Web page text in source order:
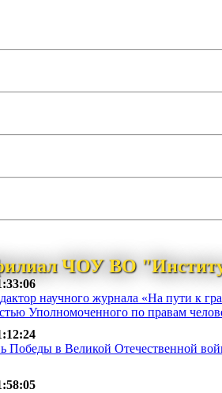
ЧОУ ВО
научного журнала «На пути к
Уполномоченного по правам
Победы в Великой Отечественной